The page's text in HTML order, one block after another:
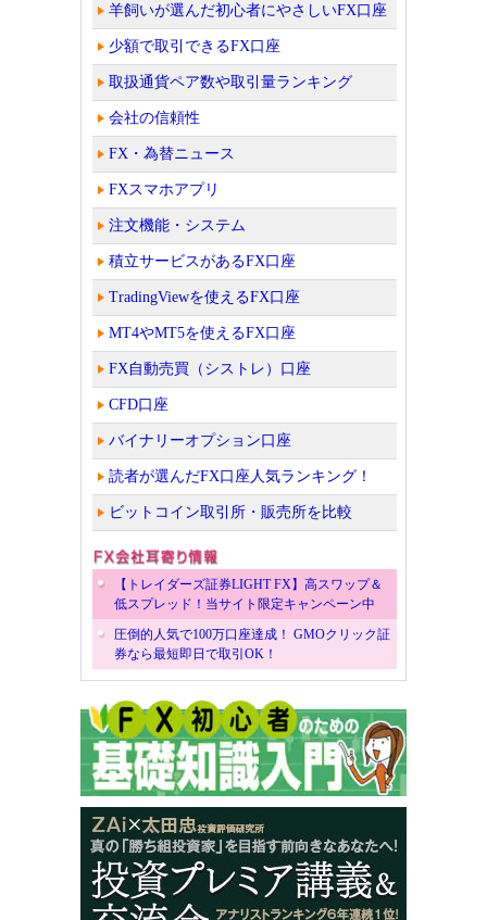
羊飼いが選んだ初心者にやさしいFX口座
少額で取引できるFX口座
取扱通貨ペア数や取引量ランキング
会社の信頼性
FX・為替ニュース
FXスマホアプリ
注文機能・システム
積立サービスがあるFX口座
TradingViewを使えるFX口座
MT4やMT5を使えるFX口座
FX自動売買（シストレ）口座
CFD口座
バイナリーオプション口座
読者が選んだFX口座人気ランキング！
ビットコイン取引所・販売所を比較
【トレイダーズ証券LIGHT FX】高スワップ＆
低スプレッド！当サイト限定キャンペーン中
圧倒的人気で100万口座達成！ GMOクリック証
券なら最短即日で取引OK！